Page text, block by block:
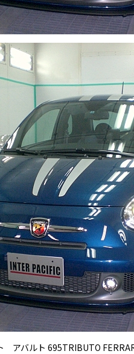
アバルト 695TRIBUTO